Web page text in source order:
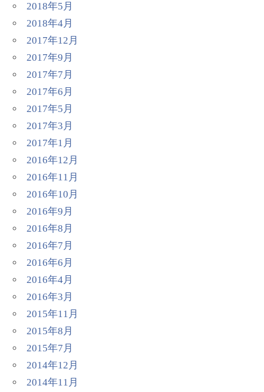
2018年5月
2018年4月
2017年12月
2017年9月
2017年7月
2017年6月
2017年5月
2017年3月
2017年1月
2016年12月
2016年11月
2016年10月
2016年9月
2016年8月
2016年7月
2016年6月
2016年4月
2016年3月
2015年11月
2015年8月
2015年7月
2014年12月
2014年11月